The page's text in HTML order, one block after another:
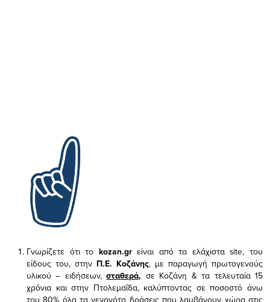
Γνωρίζετε ότι το kozan.gr είναι από τα ελάχισταsite, του
είδους του, στην Π.Ε. Κοζάνης, με παραγωγή πρωτογενούς
υλικού – ειδήσεων,σταθερά, σε Κοζάνη & τα τελευταία 15
χρόνια και στην Πτολεμαΐδα, καλύπτοντας σε ποσοστό άνω
του 80% όλα τα γεγονότα δράσεις που λαμβάνουν χώρα στις